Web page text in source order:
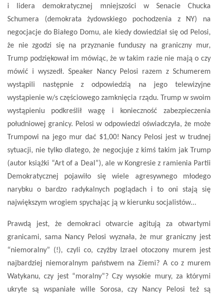
i lidera demokratycznej mniejszości w Senacie Chucka
Schumera (demokrata żydowskiego pochodzenia z NY) na
negocjacje do Białego Domu, ale kiedy dowiedział się od Pelosi,
że nie zgodzi się na przyznanie funduszy na graniczny mur,
Trump podziękował im mówiąc, że w takim razie nie mają o czy
mówić i wyszedł. Speaker Nancy Pelosi razem z Schumerem
wystąpili następnie z odpowiedzią na jego telewizyjne
wystąpienie w/s częściowego zamknięcia rządu. Trump w swoim
wystąpieniu podkreślił wagę i konieczność zabezpieczenia
południowej granicy. Pelosi w odpowiedzi oświadczyła, że może
Trumpowi na jego mur dać $1,00! Nancy Pelosi jest w trudnej
sytuacji, nie tylko dlatego, że negocjuje z kimś takim jak Trump
(autor książki “Art of a Deal”), ale w Kongresie z ramienia Partii
Demokratycznej pojawiło się wiele agresywnego młodego
narybku o bardzo radykalnych poglądach i to oni stają się
największym wrogiem spychając ją w kierunku socjalistów…
Prawdą jest, że demokraci otwarcie agitują za otwartymi
granicami, sama Nancy Pelosi wyznała, że mur graniczny jest
“niemoralny” (!), czyli co, czyżby Izrael otoczony murem jest
najbardziej niemoralnym państwem na Ziemi? A co z murem
Watykanu, czy jest “moralny”? Czy wysokie mury, za którymi
ukryte są wspaniałe wille Sorosa, czy Nancy Pelosi też są